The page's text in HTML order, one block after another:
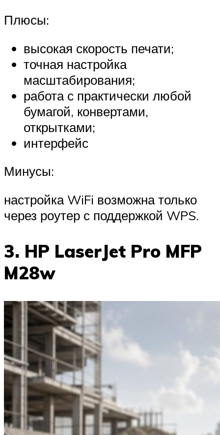
Плюсы:
высокая скорость печати;
точная настройка
масштабирования;
работа с практически любой
бумагой, конвертами,
открытками;
интерфейс
Минусы:
настройка WiFi возможна только
через роутер с поддержкой WPS.
3. HP LaserJet Pro MFP
M28w